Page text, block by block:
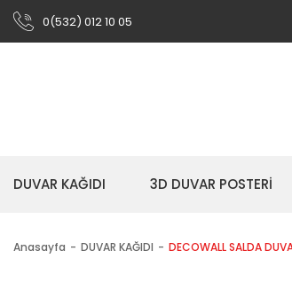
0(532) 012 10 05
DUVAR KAĞIDI 3D DUVAR POSTERİ
Anasayfa DUVAR KAĞIDI DECOWALL SALDA